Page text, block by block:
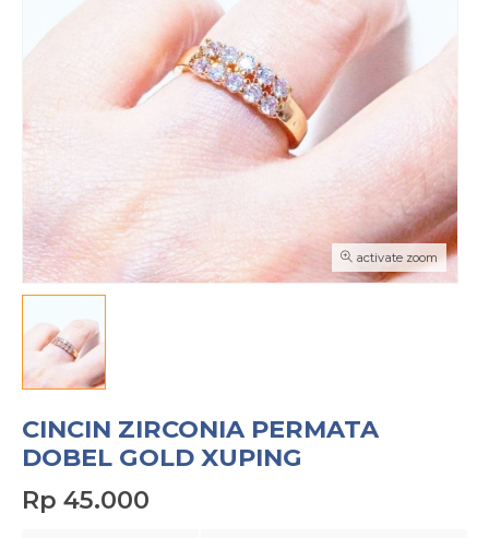
activate zoom
CINCIN ZIRCONIA PERMATA
DOBEL GOLD XUPING
Rp 45.000